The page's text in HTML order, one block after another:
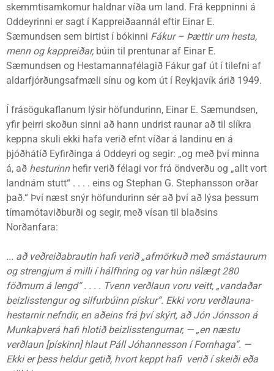
skemmtisamkomur haldnar víða um land. Frá keppninni á
Oddeyrinni er sagt í Kappreiðaannál eftir Einar E.
Sæmundsen sem birtist í bókinni Fákur – Þættir um hesta,
menn og kappreiðar, búin til prentunar af Einar E.
Sæmundsen og Hestamannafélagið Fákur gaf út í tilefni af
aldarfjórðungsafmæli sínu og kom út í Reykjavík árið 1949.
Í frásögukaflanum lýsir höfundurinn, Einar E. Sæmundsen,
yfir þeirri skoðun sinni að hann undrist raunar að til slíkra
keppna skuli ekki hafa verið efnt víðar á landinu en á
þjóðhátíð Eyfirðinga á Oddeyri og segir: „og með því minna
á, að hesturinnhefir verið félagi vor frá öndverðu og „allt vort
landnám stutt“ . . . . eins og Stephan G. Stephansson orðar
það.“ Því næst snýr höfundurinn sér að því að lýsa þessum
tímamótaviðburði og segir, með vísan til blaðsins
Norðanfara:
... að veðreiðabrautin hafi verið „afmörkuð með smástaurum
og strengjum á milli í hálfhring og var hún nálægt 280
föðmum á lengd“ . . . . Tvenn verðlaun voru veitt, „vandaðar
beizlisstengur og silfurbúinn pískur“. Ekki voru verðlauna-
hestarnir nefndir, en aðeins frá því skýrt, að Jón Jónsson á
Munkaþverá hafi hlotið beizlisstengurnar, — „en næstu
verðlaun [pískinn] hlaut Páll Jóhannesson í Fornhaga“. —
Ekki er þess heldur getið, hvort keppt hafi verið í skeiði eða